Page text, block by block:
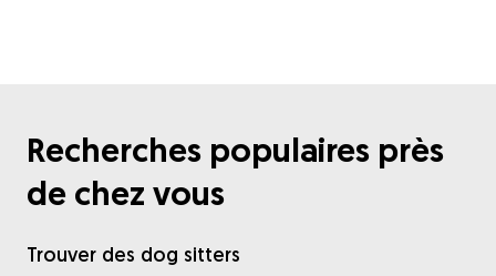
Recherches populaires près
de chez vous
Trouver des dog sitters